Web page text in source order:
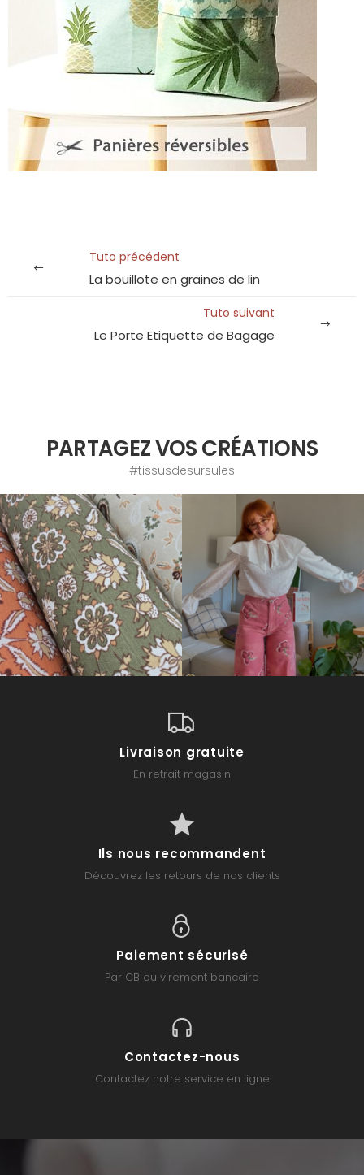
Tuto précédent
La bouillote en graines de lin
Tuto suivant
Le Porte Etiquette de Bagage
PARTAGEZ VOS CRÉATIONS
#tissusdesursules
Livraison gratuite
En retrait magasin
Ils nous recommandent
Découvrez les retours de nos clients
Paiement sécurisé
Par CB ou virement bancaire
Contactez-nous
Contactez notre service en ligne